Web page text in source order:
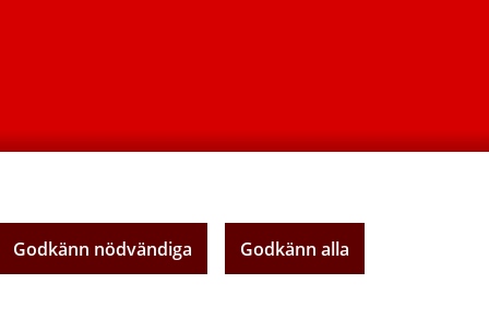
Godkänn nödvändiga Godkänn alla